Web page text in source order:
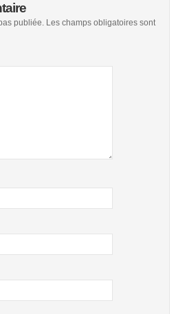
publiée. Les champs obligatoires sont